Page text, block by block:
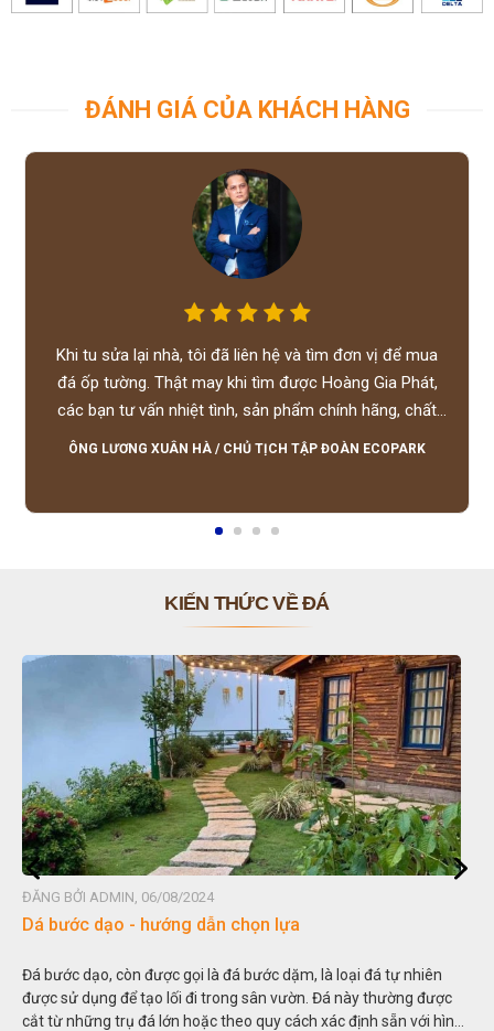
ĐÁNH GIÁ CỦA KHÁCH HÀNG
Khi tu sửa lại nhà, tôi đã liên hệ và tìm đơn vị để mua
đá ốp tường. Thật may khi tìm được Hoàng Gia Phát,
các bạn tư vấn nhiệt tình, sản phẩm chính hãng, chất
lượng tốt, giá hợp lý, hỗ trợ tận tình.
ÔNG LƯƠNG XUÂN HÀ / CHỦ TỊCH TẬP ĐOÀN ECOPARK
KIẾN THỨC VỀ ĐÁ
ĐĂNG BỞI ADMIN, 06/08/2024
Dá bước dạo - hướng dẫn chọn lựa
Đá bước dạo, còn được gọi là đá bước dặm, là loại đá tự nhiên
được sử dụng để tạo lối đi trong sân vườn. Đá này thường được
cắt từ những trụ đá lớn hoặc theo quy cách xác định sẵn với hình